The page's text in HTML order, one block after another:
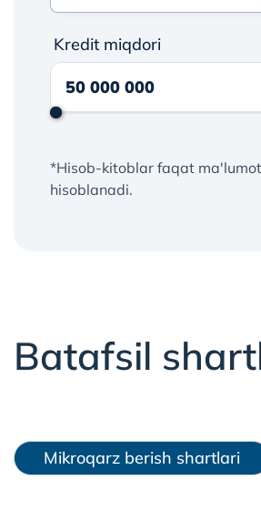
Kredit miqdori
*Hisob-kitoblar faqat
hisoblanadi.
Batafsil
Mikroqarz berish shartlari